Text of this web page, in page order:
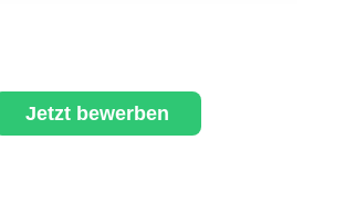
Jetzt bewerben